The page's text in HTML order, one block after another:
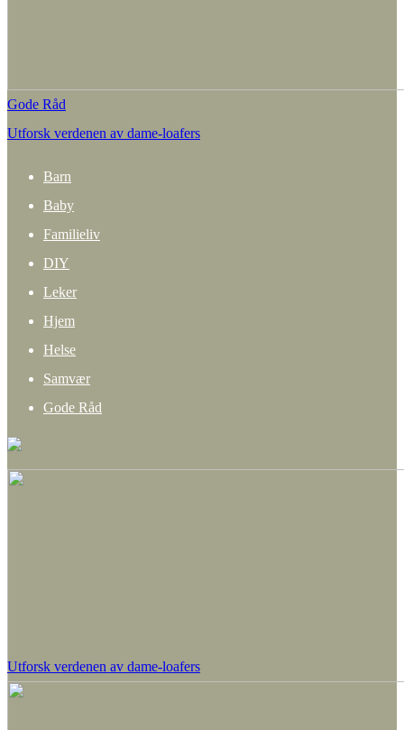
Gode Råd
Utforsk verdenen av dame-loafers
Barn
Baby
Familieliv
DIY
Leker
Hjem
Helse
Samvær
Gode Råd
Utforsk verdenen av dame-loafers